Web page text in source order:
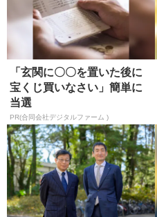
「玄関に〇〇を置いた後に
宝くじ買いなさい」簡単に
当選
PR(合同会社デジタルファーム )